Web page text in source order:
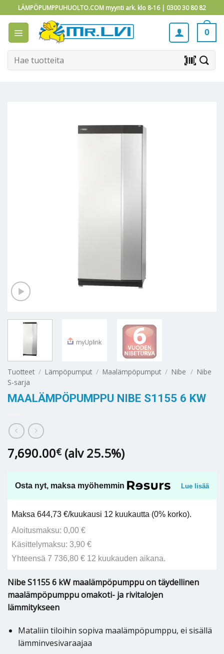
to
content
LÄMPÖPUMPPUHUOLTO.COM myynti ark. klo 8-16 | 0300 30 80 82
0
Etsi: barcode_scanner
Tuotteet / Lämpöpumput / Maalämpöpumput / Nibe / Nibe
S-sarja
MAALÄMPÖPUMPPU NIBE S1155 6 KW
7,690.00€ (alv 25.5%)
Osta nyt, maksa myöhemmin Lue lisää
Maksa 644,73 €/kuukausi 12 kuukautta (0% korko).
Aloitusmaksu: 0,00 €
Käsittelymaksu: 3,90 €
Yhteensä 7 736,80 € 12 kuukauden aikana.
Nibe S1155 6 kW maalämpöpumppu on täydellinen
maalämpöpumppu omakoti- ja rivitalojen
lämmitykseen
Mataliin tiloihin sopiva maalämpöpumppu, ei sisällä
lämminvesivaraajaa